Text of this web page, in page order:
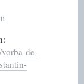
de-